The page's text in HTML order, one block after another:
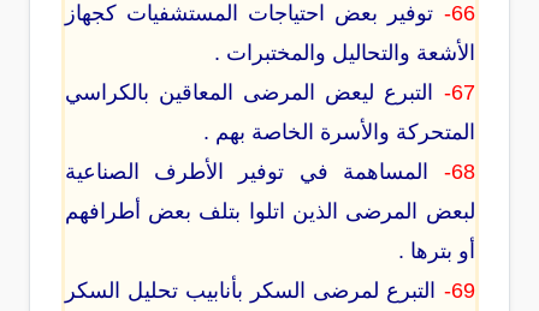
66-
توفير بعض احتياجات المستشفيات كجهاز
الأشعة والتحاليل والمختبرات .
67-
التبرع ليعض المرضى المعاقين بالكراسي
المتحركة والأسرة الخاصة بهم .
68-
المساهمة في توفير الأطرف الصناعية
لبعض المرضى الذين اتلوا بتلف بعض أطرافهم
أو بترها .
69-
التبرع لمرضى السكر بأنابيب تحليل السكر